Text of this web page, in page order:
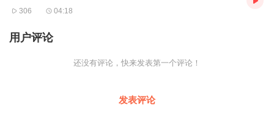
306 04:18
用户评论
还没有评论，快来发表第一个评论！
发表评论